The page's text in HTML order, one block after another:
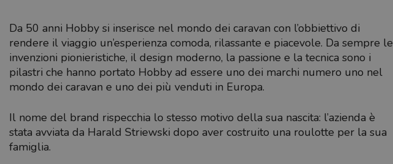
Da 50 anni Hobby si inserisce nel mondo dei caravan con l’obbiettivo di
rendere il viaggio un’esperienza comoda, rilassante e piacevole. Da sempre le
invenzioni pionieristiche, il design moderno, la passione e la tecnica sono i
pilastri che hanno portato Hobby ad essere uno dei marchi numero uno nel
mondo dei caravan e uno dei più venduti in Europa.
Il nome del brand rispecchia lo stesso motivo della sua nascita: l’azienda è
stata avviata da Harald Striewski dopo aver costruito una roulotte per la sua
famiglia.